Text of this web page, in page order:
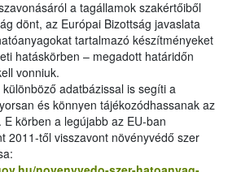
a tagállamok szakértőiből
dönt, az Európai Bizottság javaslata
tartalmazó készítményeket
hatáskörben – megadott határidőn
vonniuk.
adatbázissal is segíti a
és könnyen tájékozódhassanak az
körben a legújabb az EU-ban
2011-től visszavont növényvédő szer